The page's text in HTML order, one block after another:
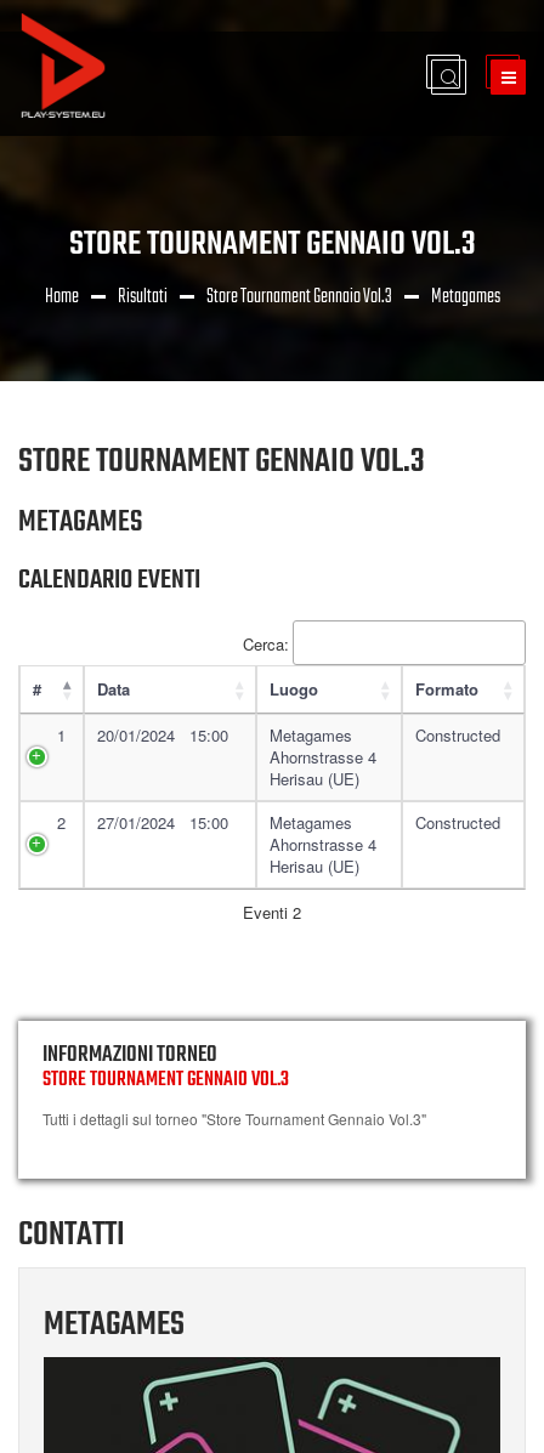
STORE TOURNAMENT GENNAIO VOL.3
Home Risultati Store Tournament Gennaio Vol.3 Metagames
STORE TOURNAMENT GENNAIO VOL.3
METAGAMES
CALENDARIO EVENTI
Cerca:
#
Data Luogo
Formato
1
20/01/2024 15:00
Metagames
Ahornstrasse 4
Herisau (UE)
Constructed
2 27/01/2024 15:00
Metagames
Ahornstrasse 4
Herisau (UE)
Constructed
Eventi 2
INFORMAZIONI TORNEO
STORE TOURNAMENT GENNAIO VOL.3
Tutti i dettagli sul torneo "Store Tournament Gennaio Vol.3"
CONTATTI
METAGAMES